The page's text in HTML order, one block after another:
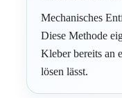
Mechanisches
Diese Methode
Kleber bereits an
lösen lässt.